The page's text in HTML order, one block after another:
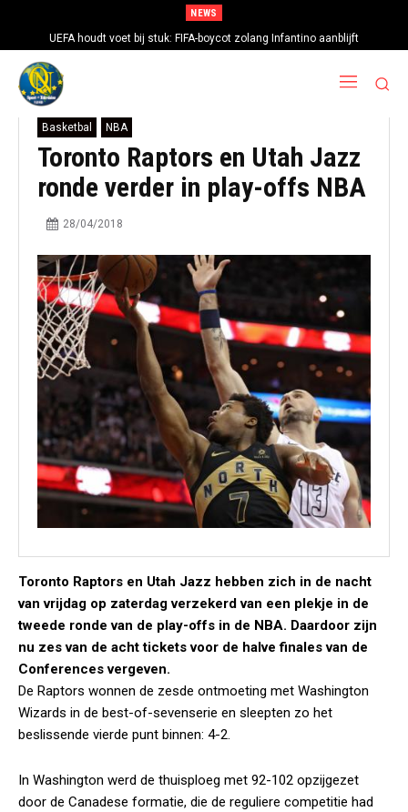
NEWS
UEFA houdt voet bij stuk: FIFA-boycot zolang Infantino aanblijft
Basketbal NBA
Toronto Raptors en Utah Jazz
ronde verder in play-offs NBA
28/04/2018
Toronto Raptors en Utah Jazz hebben zich in de nacht
van vrijdag op zaterdag verzekerd van een plekje in de
tweede ronde van de play-offs in de NBA. Daardoor zijn
nu zes van de acht tickets voor de halve finales van de
Conferences vergeven.
De Raptors wonnen de zesde ontmoeting met Washington
Wizards in de best-of-sevenserie en sleepten zo het
beslissende vierde punt binnen: 4-2.
In Washington werd de thuisploeg met 92-102 opzijgezet
door de Canadese formatie, die de reguliere competitie had